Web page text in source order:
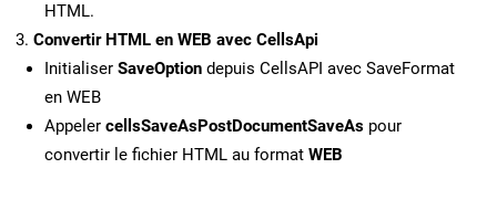
HTML.
Convertir HTML en WEB avec CellsApi
Initialiser SaveOption depuis CellsAPI avec SaveFormat
en WEB
Appeler cellsSaveAsPostDocumentSaveAs pour
convertir le fichier HTML au format WEB